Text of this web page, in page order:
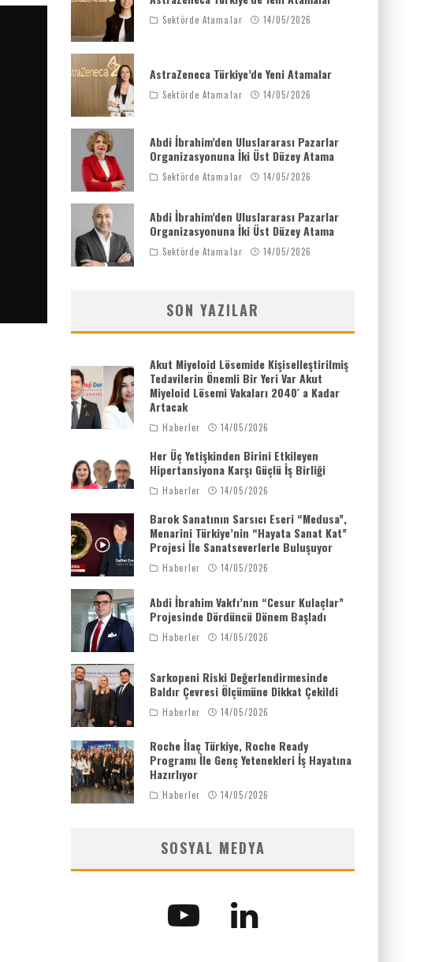
Sektörde Atamalar 14/05/2026
AstraZeneca Türkiye’de Yeni Atamalar
Sektörde Atamalar 14/05/2026
Abdi İbrahim’den Uluslararası Pazarlar
Organizasyonuna İki Üst Düzey Atama
Sektörde Atamalar 14/05/2026
Abdi İbrahim’den Uluslararası Pazarlar
Organizasyonuna İki Üst Düzey Atama
Sektörde Atamalar 14/05/2026
SON YAZILAR
Akut Miyeloid Lösemide Kişiselleştirilmiş
Tedavilerin Önemli Bir Yeri Var Akut
Miyeloid Lösemi Vakaları 2040′ a Kadar
Artacak
Haberler 14/05/2026
Her Üç Yetişkinden Birini Etkileyen
Hipertansiyona Karşı Güçlü İş Birliği
Haberler 14/05/2026
Barok Sanatının Sarsıcı Eseri “Medusa”,
Menarini Türkiye’nin “Hayata Sanat Kat”
Projesi İle Sanatseverlerle Buluşuyor
Haberler 14/05/2026
Abdi İbrahim Vakfı’nın “Cesur Kulaçlar”
Projesinde Dördüncü Dönem Başladı
Haberler 14/05/2026
Sarkopeni Riski Değerlendirmesinde
Baldır Çevresi Ölçümüne Dikkat Çekildi
Haberler 14/05/2026
Roche İlaç Türkiye, Roche Ready
Programı İle Genç Yetenekleri İş Hayatına
Hazırlıyor
Haberler 14/05/2026
SOSYAL MEDYA